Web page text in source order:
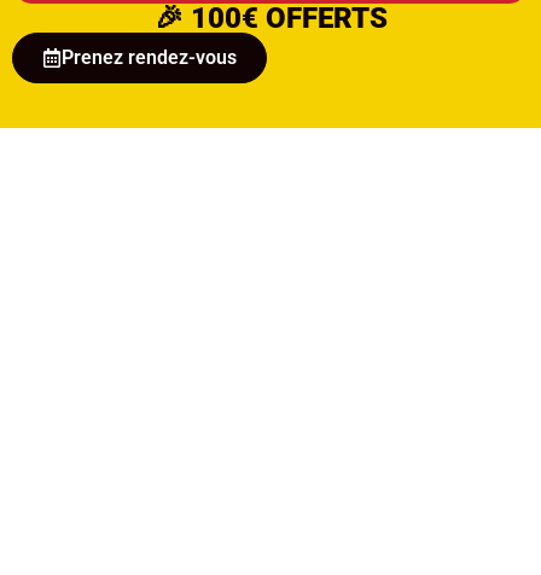
🎉 100€ OFFERTS
Prenez rendez-vous